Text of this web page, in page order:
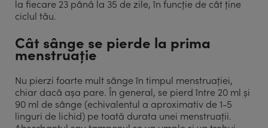
la fiecare 23 până la 35 de zile, în funcție de cât ține
ciclul tău.
Cât sânge se pierde la prima
menstruație
Nu pierzi foarte mult sânge în timpul menstruației,
chiar dacă așa pare. În general, se pierd între 20 ml și
90 ml de sânge (echivalentul a aproximativ de 1-5
linguri de lichid) pe toată durata unei menstruații.